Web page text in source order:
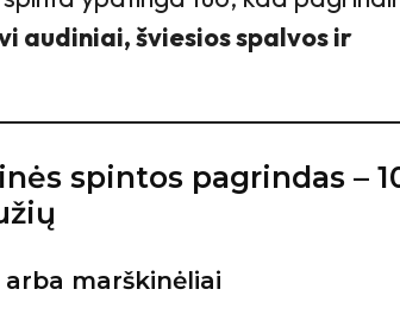
audiniai, šviesios spalvos ir
spintos pagrindas –
marškinėliai